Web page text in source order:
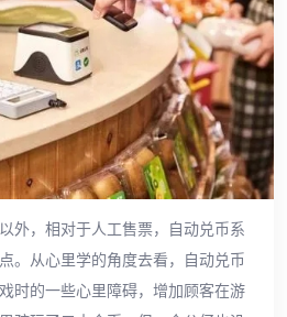
外，相对于人工售票，自动兑币系
。从心里学的角度去看，自动兑币
时的一些心里障碍，增加顾客在游